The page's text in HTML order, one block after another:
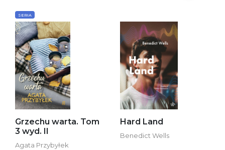
SERIA
Grzechu warta. Tom
3 wyd. II
Agata Przybyłek
Hard Land
Benedict Wells